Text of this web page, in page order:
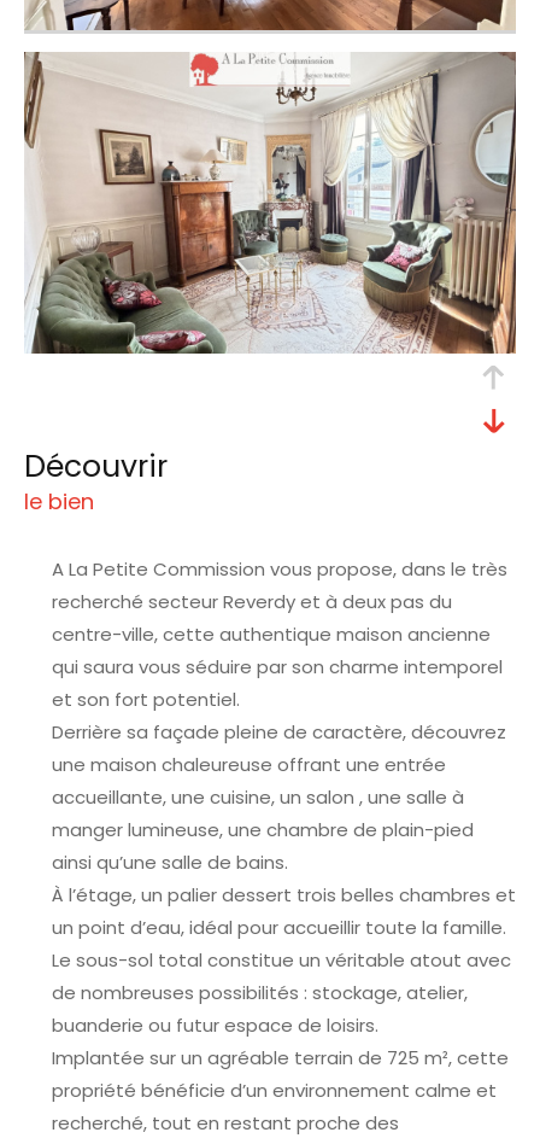
découvrir
le bien
A La Petite Commission vous propose, dans le très
recherché secteur Reverdy et à deux pas du
centre-ville, cette authentique maison ancienne
qui saura vous séduire par son charme intemporel
et son fort potentiel.
Derrière sa façade pleine de caractère, découvrez
une maison chaleureuse offrant une entrée
accueillante, une cuisine, un salon , une salle à
manger lumineuse, une chambre de plain-pied
ainsi qu’une salle de bains.
À l’étage, un palier dessert trois belles chambres et
un point d’eau, idéal pour accueillir toute la famille.
Le sous-sol total constitue un véritable atout avec
de nombreuses possibilités : stockage, atelier,
buanderie ou futur espace de loisirs.
Implantée sur un agréable terrain de 725 m², cette
propriété bénéficie d’un environnement calme et
recherché, tout en restant proche des